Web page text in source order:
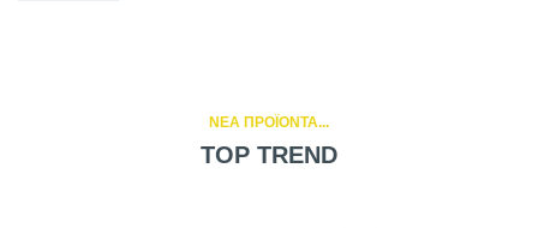
NEA ΠΡΟΪΟΝΤΑ...
TOP TREND